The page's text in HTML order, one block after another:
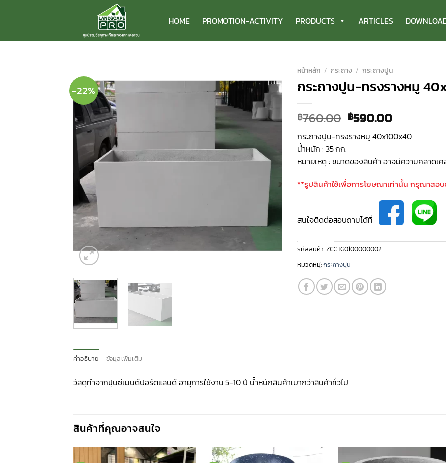
เนื้อหา
HOME PROMOTION-ACTIVITY PRODUCTS ARTICLES
-22%
หน้าหลัก / กระถาง / กระถางปูน
กระถางปูน-ทรงรางหมู
฿760.00 Original
was:
฿590.00Current
price
is:
฿590.00.
กระถางปูน-ทรงรางหมู 40x100x40
น้ำหนัก : 35 กก.
หมายเหตุ : ขนาดของสินค้า อาจมีความคลาดเ
**รูปสินค้าใช้เพื่อการโฆษณาเท่านั้น กรุณาสอ
สนใจติดต่อสอบถามได้ที่
รหัสสินค้า:ZCCTG0100000002
หมวดหมู่:กระถางปูน
คำอธิบาย ข้อมูลเพิ่มเติม
วัสดุทำจากปูนซีเมนต์ปอร์ตแลนด์ อายุการใช้งาน 5-10 ปี น้ำหนักสินค้าเบากว่าสินค้าทั่วไป
สินค้าที่คุณอาจสนใจ